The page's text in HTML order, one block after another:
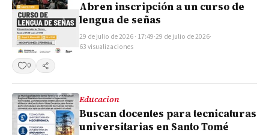
Abren inscripción a un curso de
lengua de señas
29 de julio de 2026 · 17:49·29 de julio de 2026·
63 visualizaciones
0
Compartir
Educacion
Buscan docentes para tecnicaturas
universitarias en Santo Tomé